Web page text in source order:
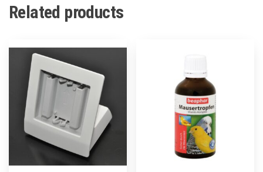
Related products